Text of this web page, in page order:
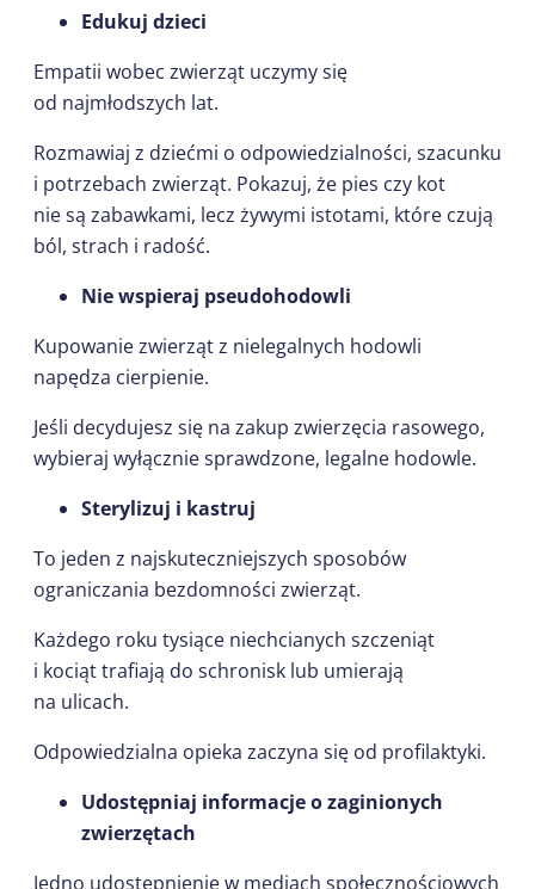
Edukuj dzieci
Empatii wobec zwierząt uczymy się
od najmłodszych lat.
Rozmawiaj z dziećmi o odpowiedzialności, szacunku
i potrzebach zwierząt. Pokazuj, że pies czy kot
nie są zabawkami, lecz żywymi istotami, które czują
ból, strach i radość.
Nie wspieraj pseudohodowli
Kupowanie zwierząt z nielegalnych hodowli
napędza cierpienie.
Jeśli decydujesz się na zakup zwierzęcia rasowego,
wybieraj wyłącznie sprawdzone, legalne hodowle.
Sterylizuj i kastruj
To jeden z najskuteczniejszych sposobów
ograniczania bezdomności zwierząt.
Każdego roku tysiące niechcianych szczeniąt
i kociąt trafiają do schronisk lub umierają
na ulicach.
Odpowiedzialna opieka zaczyna się od profilaktyki.
Udostępniaj informacje o zaginionych
zwierzętach
Jedno udostępnienie w mediach społecznościowych